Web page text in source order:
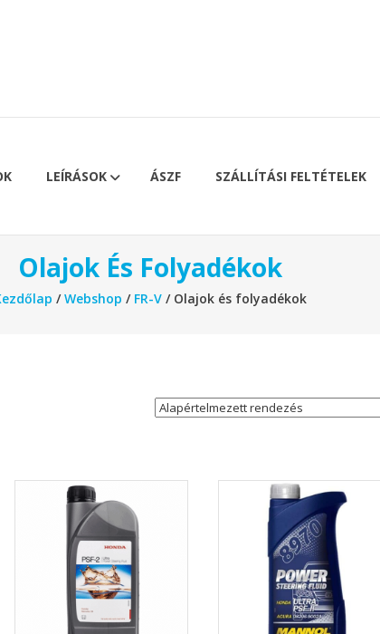
LEÍRÁSOK ÁSZF SZÁLLÍTÁSI FELTÉTELEK
Olajok És Folyadékok
/Webshop / FR-V / Olajok és folyadékok